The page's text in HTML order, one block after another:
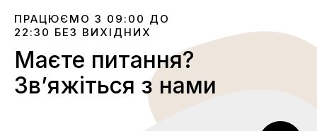
ПРАЦЮЄМО З 09:00 ДО
22:30 БЕЗ ВИХІДНИХ
Маєте питання?
Звʼяжіться з нами